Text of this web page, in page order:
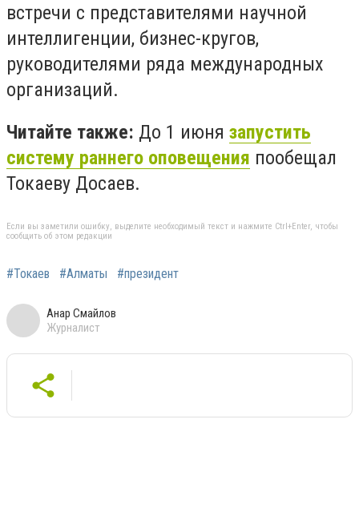
встречи с представителями научной
интеллигенции, бизнес-кругов,
руководителями ряда международных
организаций.
Читайте также: До 1 июня запустить
систему раннего оповещения пообещал
Токаеву Досаев.
Если вы заметили ошибку, выделите необходимый текст и нажмите Ctrl+Enter, чтобы
сообщить об этом редакции
#Токаев #Алматы #президент
Анар Смайлов
Журналист